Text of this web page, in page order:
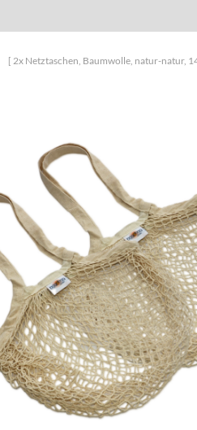
[ 2x Netztaschen, Baumwolle, natur-natur,